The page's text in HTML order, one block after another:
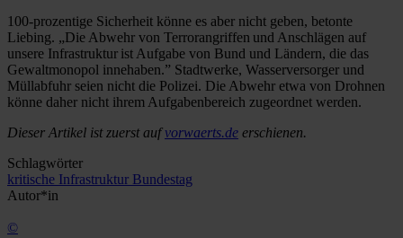
100-prozentige Sicherheit könne es aber nicht geben, betonte
Liebing. „Die Abwehr von Terrorangriffen und Anschlägen auf
unsere Infrastruktur ist Aufgabe von Bund und Ländern, die das
Gewaltmonopol innehaben.” Stadtwerke, Wasserversorger und
Müllabfuhr seien nicht die Polizei. Die Abwehr etwa von Drohnen
könne daher nicht ihrem Aufgabenbereich zugeordnet werden.
Dieser Artikel ist zuerst aufvorwaerts.de erschienen.
Schlagwörter
kritische Infrastruktur Bundestag
Autor*in
©